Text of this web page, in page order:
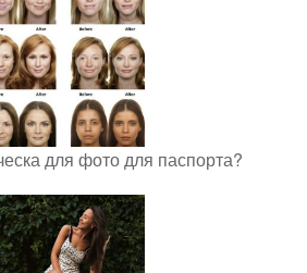
для фото для паспорта?